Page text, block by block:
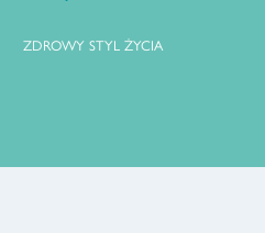
ZDROWY STYL ŻYCIA